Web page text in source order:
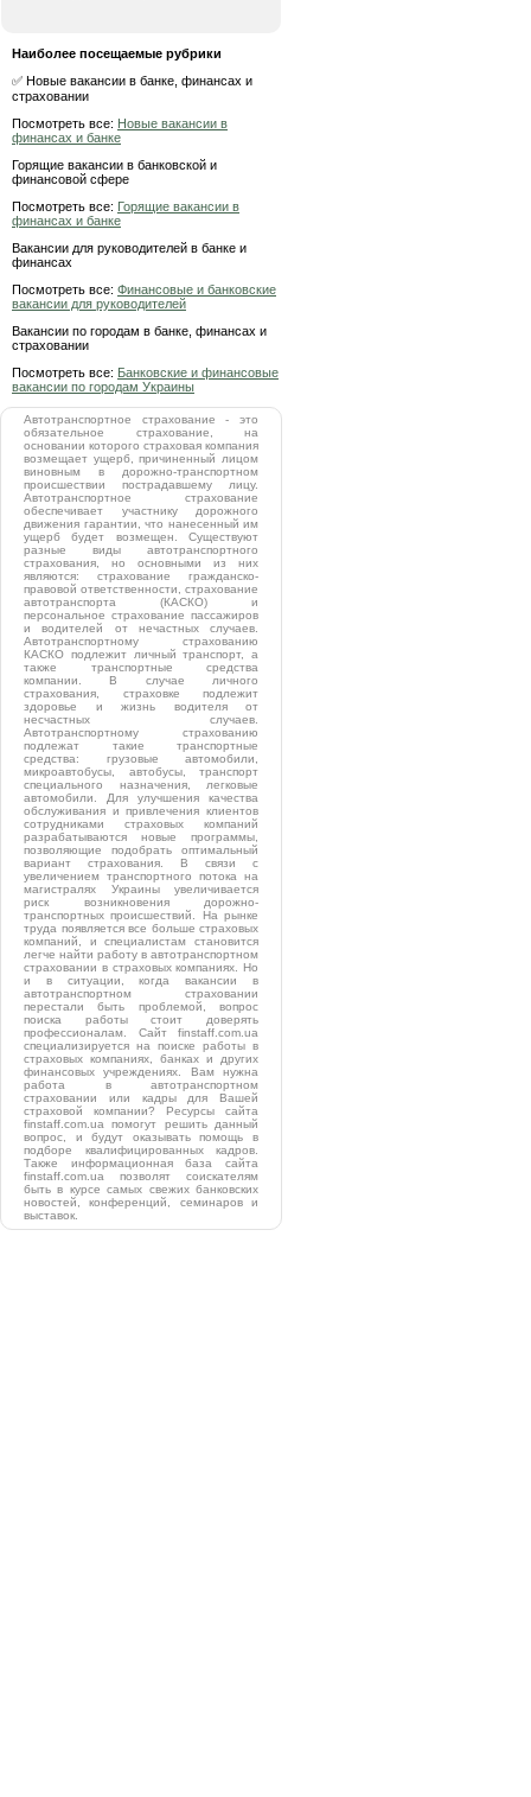
Наиболее посещаемые рубрики
✅ Новые вакансии в банке, финансах и
страховании
Посмотреть все: Новые вакансии в
финансах и банке
Горящие вакансии в банковской и
финансовой сфере
Посмотреть все: Горящие вакансии в
финансах и банке
Вакансии для руководителей в банке и
финансах
Посмотреть все: Финансовые и банковские
вакансии для руководителей
Вакансии по городам в банке, финансах и
страховании
Посмотреть все: Банковские и финансовые
вакансии по городам Украины
Автотранспортное страхование - это
обязательное страхование, на
основании которого страховая компания
возмещает ущерб, причиненный лицом
виновным в дорожно-транспортном
происшествии пострадавшему лицу.
Автотранспортное страхование
обеспечивает участнику дорожного
движения гарантии, что нанесенный им
ущерб будет возмещен. Существуют
разные виды автотранспортного
страхования, но основными из них
являются: страхование гражданско-
правовой ответственности, страхование
автотранспорта (КАСКО) и
персональное страхование пассажиров
и водителей от нечастных случаев.
Автотранспортному страхованию
КАСКО подлежит личный транспорт, а
также транспортные средства
компании. В случае личного
страхования, страховке подлежит
здоровье и жизнь водителя от
несчастных случаев.
Автотранспортному страхованию
подлежат такие транспортные
средства: грузовые автомобили,
микроавтобусы, автобусы, транспорт
специального назначения, легковые
автомобили. Для улучшения качества
обслуживания и привлечения клиентов
сотрудниками страховых компаний
разрабатываются новые программы,
позволяющие подобрать оптимальный
вариант страхования. В связи с
увеличением транспортного потока на
магистралях Украины увеличивается
риск возникновения дорожно-
транспортных происшествий. На рынке
труда появляется все больше страховых
компаний, и специалистам становится
легче найти работу в автотранспортном
страховании в страховых компаниях. Но
и в ситуации, когда вакансии в
автотранспортном страховании
перестали быть проблемой, вопрос
поиска работы стоит доверять
профессионалам. Сайт finstaff.com.ua
специализируется на поиске работы в
страховых компаниях, банках и других
финансовых учреждениях. Вам нужна
работа в автотранспортном
страховании или кадры для Вашей
страховой компании? Ресурсы сайта
finstaff.com.ua помогут решить данный
вопрос, и будут оказывать помощь в
подборе квалифицированных кадров.
Также информационная база сайта
finstaff.com.ua позволят соискателям
быть в курсе самых свежих банковских
новостей, конференций, семинаров и
выставок.